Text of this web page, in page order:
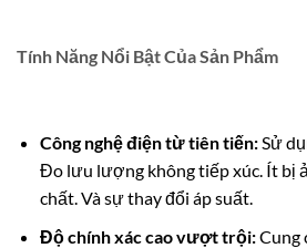
Tính Năng Nổi Bật Của Sản Phẩm
Công nghệ điện từ tiên tiến:Sử
Đo lưu lượng không tiếp xúc. Ít bị
chất. Và sự thay đổi áp suất.
Độ chính xác cao vượt trội:Cung